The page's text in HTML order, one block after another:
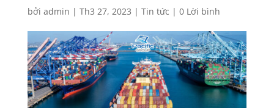
bởi admin | Th3 27, 2023 | Tin tức | 0 Lời bình